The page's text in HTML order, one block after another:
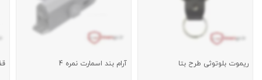
ریموت بلوتوثی طرح بتا آرام بند اسمارت نمره 4